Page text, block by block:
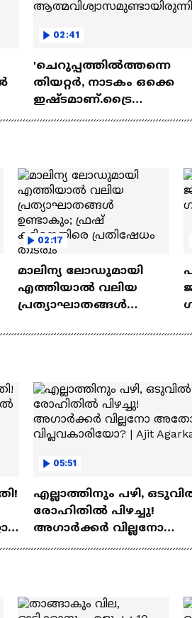
02:41
'ചെറുപ്പത്തിൽത്തന്നെ
തിയറ്റർ, നാടകം ഒക്കെ
ഇഷ്ടമാണ്.ട്രൈ
ചെയ്യാനുള്ള
02:17
മാലിന്യ ലോഡുമായി
എത്തിയാല്‍ വലിയ
പ്രത്യാഘാതങ്ങള്‍
കട്ടിനെതിരെ
05:51
എല്ലാത്തിനും പഴി,
രോഹിതില്‍ പിഴച്ചു!
അഗാര്‍ക്കർ വില്ലനോ